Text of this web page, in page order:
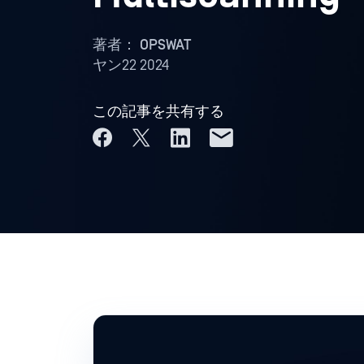
著者： OPSWAT
ヤン22 2024
この記事を共有する